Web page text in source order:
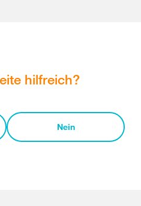
hilfreich?
Nein